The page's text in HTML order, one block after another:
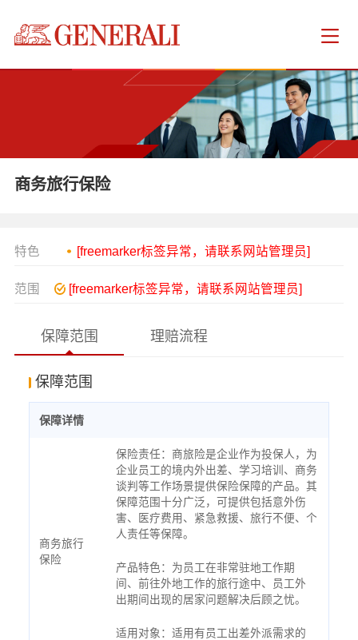
商务旅行保险
特色 [freemarker标签异常，请联系网站管理员]
范围 [freemarker标签异常，请联系网站管理员]
保障范围 理赔流程
保障范围
保障详情
商务旅行
保险
保险责任：商旅险是企业作为投保人，为
企业员工的境内外出差、学习培训、商务
谈判等工作场景提供保险保障的产品。其
保障范围十分广泛，可提供包括意外伤
害、医疗费用、紧急救援、旅行不便、个
人责任等保障。
产品特色：为员工在非常驻地工作期
间、前往外地工作的旅行途中、员工外
出期间出现的居家问题解决后顾之忧。
适用对象：适用有员工出差外派需求的